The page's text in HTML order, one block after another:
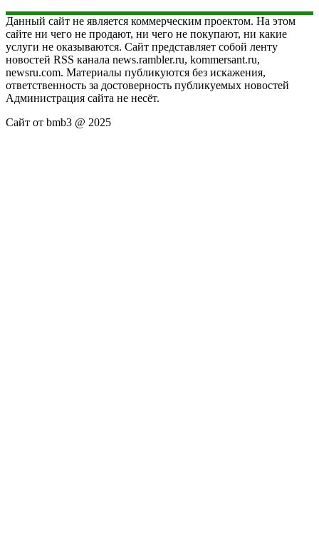
Данный сайт не является коммерческим проектом. На этом
сайте ни чего не продают, ни чего не покупают, ни какие
услуги не оказываются. Сайт представляет собой ленту
новостей RSS канала news.rambler.ru, kommersant.ru,
newsru.com. Материалы публикуются без искажения,
ответственность за достоверность публикуемых новостей
Администрация сайта не несёт.
Сайт от bmb3 @ 2025